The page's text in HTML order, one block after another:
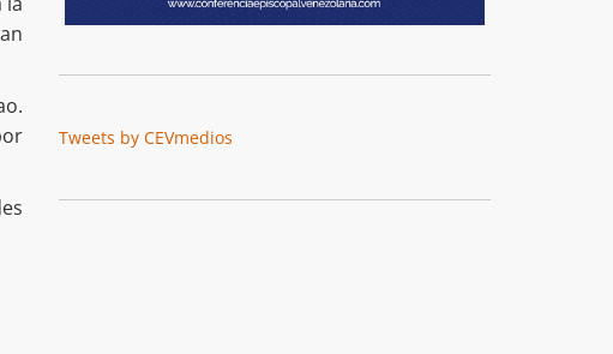
Tweets by CEVmedios